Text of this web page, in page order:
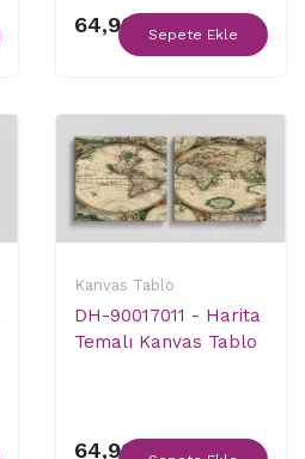
64,90 ₺Sepete Ekle
Kanvas Tablo
DH-90017011 - Harita
Temalı Kanvas Tablo
64,90 ₺